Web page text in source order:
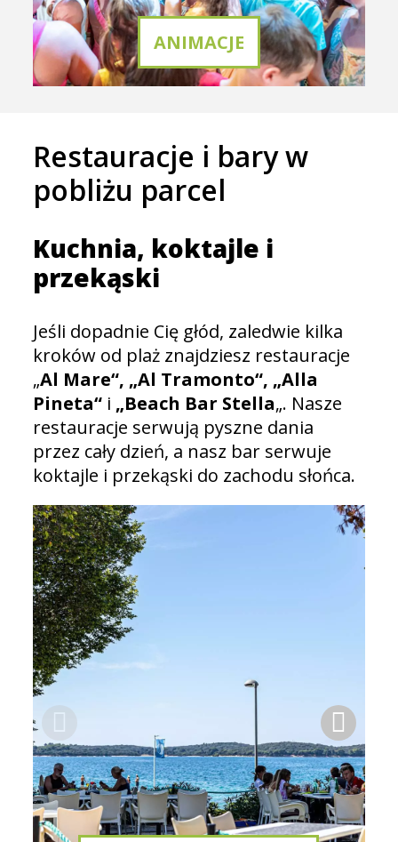
ANIMACJE
Restauracje i bary w
pobliżu parcel
Kuchnia, koktajle i
przekąski
Jeśli dopadnie Cię głód, zaledwie kilka
kroków od plaż znajdziesz restauracje
„Al Mare“, „Al Tramonto“, „Alla
Pineta“ i „Beach Bar Stella„. Nasze
restauracje serwują pyszne dania
przez cały dzień, a nasz bar serwuje
koktajle i przekąski do zachodu słońca.